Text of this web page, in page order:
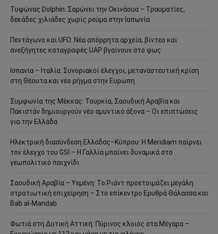
Τυφώνας Dolphin: Σαρώνει την Οκινάουα – Τραυματίες,
δεκάδες χιλιάδες χωρίς ρεύμα στην Ιαπωνία
Πεντάγωνο και UFO: Νέα απόρρητα αρχεία, βίντεο και
ανεξήγητες καταγραφές UAP βγαίνουν στο φως
Ισπανία – Ιταλία: Συνοριακοί έλεγχοι, μεταναστευτική κρίση
στη Θέουτα και νέο ρήγμα στην Ευρώπη
Συμφωνία της Μέκκας: Τουρκία, Σαουδική Αραβία και
Πακιστάν δημιουργούν νέο αμυντικό άξονα – Οι επιπτώσεις
για την Ελλάδα
Ηλεκτρική διασύνδεση Ελλάδας–Κύπρου: Η Meridiam παίρνει
τον έλεγχο του GSI – Η Γαλλία μπαίνει δυναμικά στο
γεωπολιτικό παιχνίδι
Σαουδική Αραβία – Υεμένη: Το Ριάντ προετοιμάζει μεγάλη
στρατιωτική επιχείρηση – Στο επίκεντρο Ερυθρά Θάλασσα και
Bab al-Mandab
Φωτιά στη Δυτική Αττική: Πύρινος κλοιός στα Μέγαρα –